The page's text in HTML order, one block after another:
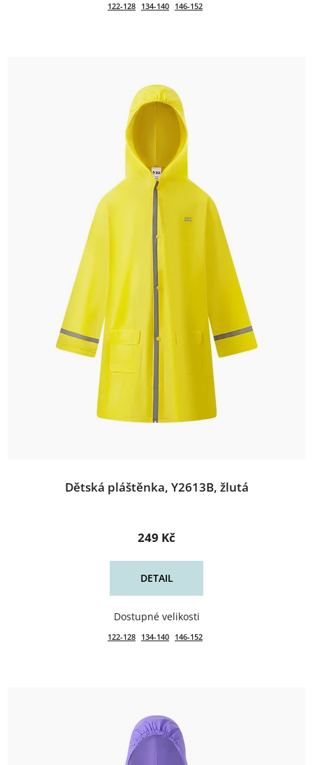
122-128 134-140 146-152
Dětská pláštěnka, Y2613B, žlutá
249 Kč
DETAIL
122-128 134-140 146-152